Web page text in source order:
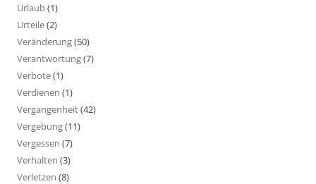
Urlaub(1)
Urteile(2)
Veränderung(50)
Verantwortung(7)
Verbote(1)
Verdienen (1)
Vergangenheit(42)
Vergebung(11)
Vergessen (7)
Verhalten (3)
Verletzen (8)